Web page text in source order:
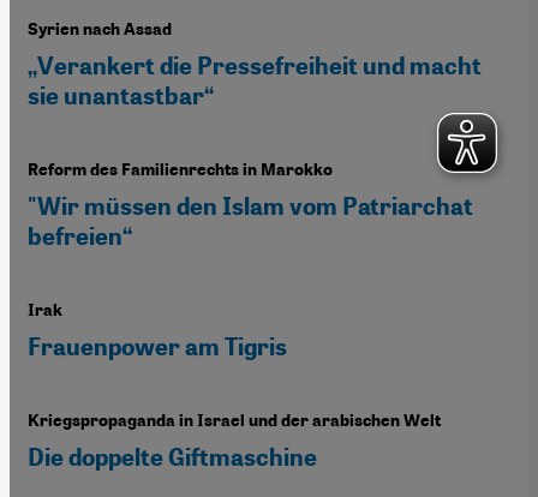
Syrien nach Assad
„Verankert die Pressefreiheit und macht
sie unantastbar“
Reform des Familienrechts in Marokko
"Wir müssen den Islam vom Patriarchat
befreien“
Irak
Frauenpower am Tigris
Kriegspropaganda in Israel und der arabischen Welt
Die doppelte Giftmaschine